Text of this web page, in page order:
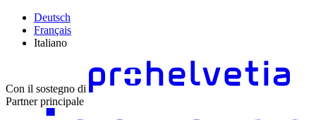
Deutsch
Français
Italiano
Con il sostegno di
Partner principale